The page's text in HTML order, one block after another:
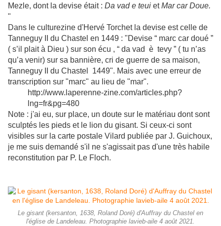
Mezle, dont la devise était : Da vad e teui etMar car Doue.
"
Dans le culturezine d'Hervé Torchet la devise est celle de
Tanneguy II du Chastel en 1449 : "Devise “ marc car doué ”
( s’il plait à Dieu ) sur son écu , “ da vad è tevy ” ( tu n’as
qu’a venir) sur sa bannière, cri de guerre de sa maison,
Tanneguy II du Chastel 1449". Mais avec une erreur de
transcription sur "marc" au lieu de "mar".
http://www.laperenne-zine.com/articles.php?
lng=fr&pg=480
Note : j'ai eu, sur place, un doute sur le matériau dont sont
sculptés les pieds et le lion du gisant. Si ceux-ci sont
visibles sur la carte postale Vilard publiée par J. Guichoux,
je me suis demandé s'il ne s'agissait pas d'une très habile
reconstitution par P. Le Floch.
Le gisant (kersanton, 1638, Roland Doré) d'Auffray du Chastel en
l'église de Landeleau. Photographie lavieb-aile 4 août 2021.